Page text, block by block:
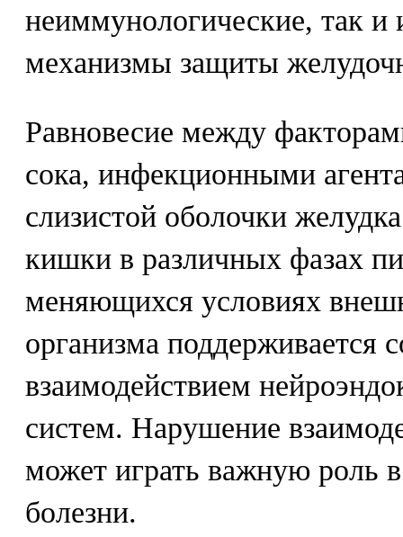
неиммунологические, так и
механизмы защиты
Равновесие между
сока, инфекционными
слизистой оболочки
кишки в различных фазах
меняющихся условиях
организма поддерживается
взаимодействием
систем. Нарушение
может играть важную роль в
болезни.